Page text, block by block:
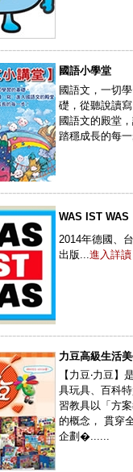
國語小學堂
國語文，一切
礎，從聽說讀
國語文的殿堂
踏穩成長的每
WAS IST WAS
2014年德國、
出版...進入詳讀
力豆高級生活
【力豆‧力豆】
具玩具、百科
習教具以「方
的概念， 貫穿
企劃�......